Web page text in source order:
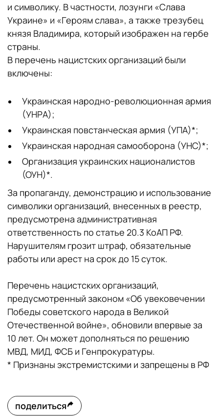
и символику. В частности, лозунги «Слава
Украине» и «Героям слава», а также трезубец
князя Владимира, который изображен на гербе
страны.
В перечень нацистских организаций были
включены:
Украинская народно-революционная армия
(УНРА);
Украинская повстанческая армия (УПА)*;
Украинская народная самооборона (УНС)*;
Организация украинских националистов
(ОУН)*.
За пропаганду, демонстрацию и использование
символики организаций, внесенных в реестр,
предусмотрена административная
ответственность по статье 20.3 КоАП РФ.
Нарушителям грозит штраф, обязательные
работы или арест на срок до 15 суток.
Перечень нацистских организаций,
предусмотренный законом «Об увековечении
Победы советского народа в Великой
Отечественной войне», обновили впервые за
10 лет. Он может дополняться по решению
МВД, МИД, ФСБ и Генпрокуратуры.
* Признаны экстремистскими и запрещены в РФ
поделиться